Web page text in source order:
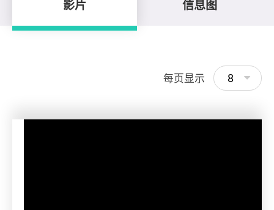
影片 信息图
每页显示 8